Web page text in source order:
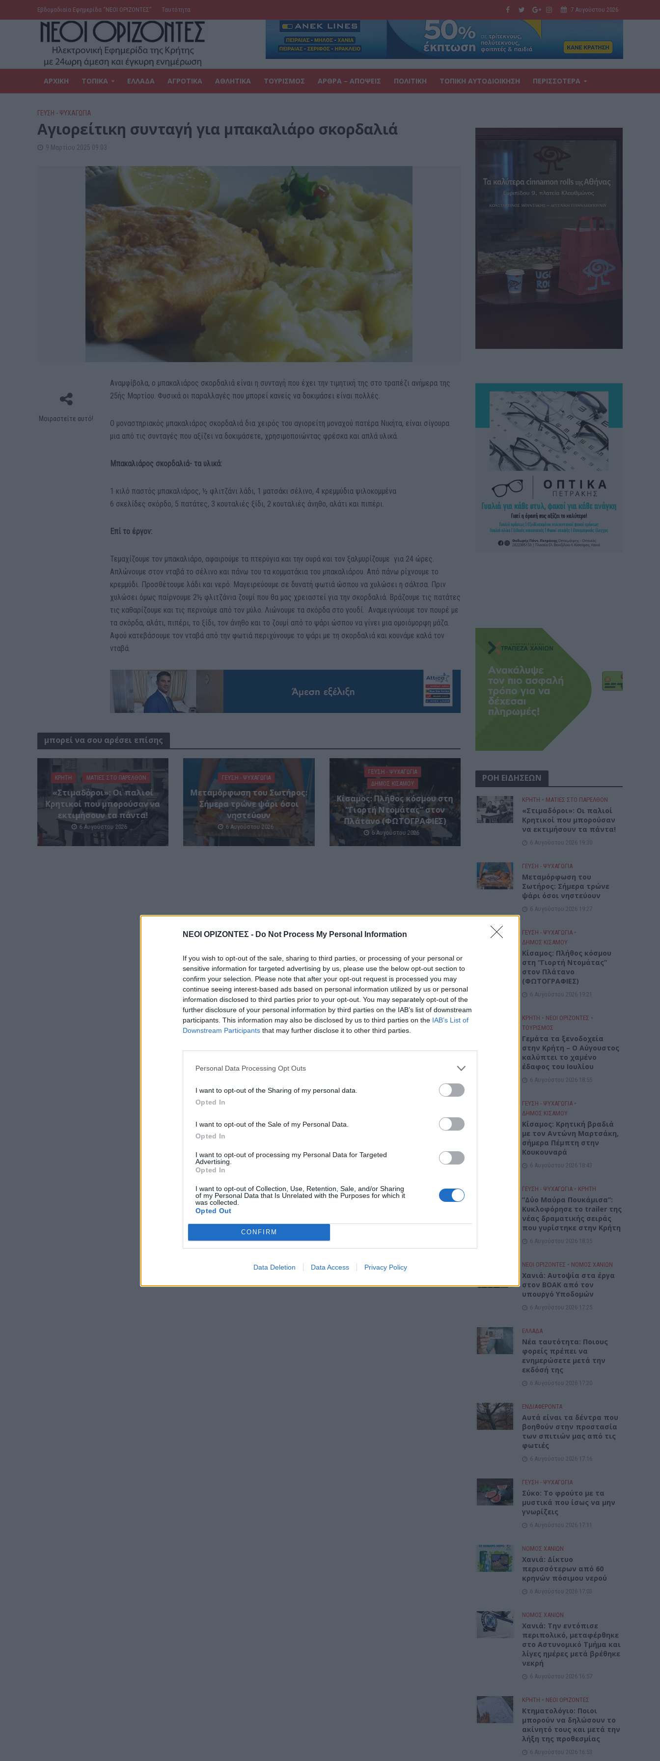
ΝΕΟΙ ΟΡΙΖΟΝΤΕΣ - Do Not Process My Personal Information
If you wish to opt-out of the sale, sharing to third parties, or processing of your personal or
sensitive information for targeted advertising by us, please use the below opt-out section to
confirm your selection. Please note that after your opt-out request is processed you may
continue seeing interest-based ads based on personal information utilized by us or personal
information disclosed to third parties prior to your opt-out. You may separately opt-out of the
further disclosure of your personal information by third parties on the IAB’s list of downstream
participants. This information may also be disclosed by us to third parties on the IAB’s List of
Downstream Participants that may further disclose it to other third parties.
Personal Data Processing Opt Outs
I want to opt-out of the Sharing of my personal data.
Opted In
I want to opt-out of the Sale of my Personal Data.
Opted In
I want to opt-out of processing my Personal Data for Targeted
Advertising.
Opted In
I want to opt-out of Collection, Use, Retention, Sale, and/or Sharing
of my Personal Data that Is Unrelated with the Purposes for which it
was collected.
Opted Out
CONFIRM
Data Deletion Data Access Privacy Policy
Εβδομαδιαία Εφημερίδα ‘’ΝΕΟΙ ΟΡΙΖΟΝΤΕΣ’’ Ταυτότητα 7 Αυγούστου 2026
ΑΡΧΙΚΗ ΤΟΠΙΚΑ ΕΛΛΑΔΑ ΑΓΡΟΤΙΚΑ ΑΘΛΗΤΙΚΑ ΤΟΥΡΙΣΜΟΣ ΑΡΘΡΑ – ΑΠΟΨΕΙΣ ΠΟΛΙΤΙΚΗ ΤΟΠΙΚΗ ΑΥΤΟΔΙΟΙΚΗΣΗ ΠΕΡΙΣΣΟΤΕΡΑ
ΓΕΎΣΗ - ΨΥΧΑΓΩΓΊΑ
Αγιορείτικη συνταγή για μπακαλιάρο σκορδαλιά
9 Μαρτίου 2025 09:03
Μοιραστείτε αυτό!
Αναμφίβολα, ο μπακαλιάρος σκορδαλιά είναι η συνταγή που έχει την τιμητική της στο τραπέζι ανήμερα της
25ής Μαρτίου. Φυσικά οι παραλλαγές που μπορεί κανείς να δοκιμάσει είναι πολλές.
Ο μοναστηριακός μπακαλιάρος σκορδαλιά δια χειρός του αγιορείτη μοναχού πατέρα Νικήτα, είναι σίγουρα
μια από τις συνταγές που αξίζει να δοκιμάσετε, χρησιμοποιώντας φρέσκα και απλά υλικά.
Μπακαλιάρος σκορδαλιά- τα υλικά:
1 κιλό παστός μπακαλιάρος, ½ φλιτζάνι λάδι, 1 ματσάκι σέλινο, 4 κρεμμύδια ψιλοκομμένα
6 σκελίδες σκόρδο, 5 πατάτες, 3 κουταλιές ξίδι, 2 κουταλιές άνηθο, αλάτι και πιπέρι.
Επί το έργον:
Τεμαχίζουμε τον μπακαλιάρο, αφαιρούμε τα πτερύγια και την ουρά και τον ξαλμυρίζουμε για 24 ώρες.
Απλώνουμε στον νταβά το σέλινο και πάνω του τα κομματάκια του μπακαλιάρου. Από πάνω ρίχνουμε το
κρεμμύδι. Προσθέτουμε λάδι και νερό. Μαγειρεύουμε σε δυνατή φωτιά ώσπου να χυλώσει η σάλτσα. Πριν
χυλώσει όμως παίρνουμε 2½ φλιτζάνια ζουμί που θα μας χρειαστεί για την σκορδαλιά. Βράζουμε τις πατάτες
τις καθαρίζουμε και τις περνούμε από τον μύλο. Λιώνουμε τα σκόρδα στο γουδί. Αναμειγνύουμε τον πουρέ με
τα σκόρδα, αλάτι, πιπέρι, το ξίδι, τον άνηθο και το ζουμί από το ψάρι ώσπου να γίνει μια ομοιόμορφη μάζα.
Αφού κατεβάσουμε τον νταβά από την φωτιά περιχύνουμε το ψάρι με τη σκορδαλιά και κουνάμε καλά τον
νταβά.
μπορεί να σου αρέσει επίσης
ΚΡΗΤΗ ΜΑΤΙΕΣ ΣΤΟ ΠΑΡΕΛΘΟΝ
«Στιμαδόροι»: Οι παλιοί
Κρητικοί που μπορούσαν να
εκτιμήσουν τα πάντα!
6 Αυγούστου 2026
ΓΕΎΣΗ - ΨΥΧΑΓΩΓΊΑ
Μεταμόρφωση του Σωτήρος:
Σήμερα τρώνε ψάρι όσοι
νηστεύουν
6 Αυγούστου 2026
ΓΕΎΣΗ - ΨΥΧΑΓΩΓΊΑ
ΔΉΜΟΣ ΚΙΣΆΜΟΥ
Κίσαμος: Πλήθος κόσμου στη
“Γιορτή Ντομάτας” στον
Πλάτανο (ΦΩΤΟΓΡΑΦΙΕΣ)
6 Αυγούστου 2026
ΡΟΗ ΕΙΔΗΣΕΩΝ
ΚΡΗΤΗ • ΜΑΤΙΕΣ ΣΤΟ ΠΑΡΕΛΘΟΝ
«Στιμαδόροι»: Οι παλιοί
Κρητικοί που μπορούσαν
να εκτιμήσουν τα πάντα!
6 Αυγούστου 2026 19:30
ΓΕΎΣΗ - ΨΥΧΑΓΩΓΊΑ
Μεταμόρφωση του
Σωτήρος: Σήμερα τρώνε
ψάρι όσοι νηστεύουν
6 Αυγούστου 2026 19:27
ΓΕΎΣΗ - ΨΥΧΑΓΩΓΊΑ •
ΔΉΜΟΣ ΚΙΣΆΜΟΥ
Κίσαμος: Πλήθος κόσμου
στη “Γιορτή Ντομάτας”
στον Πλάτανο
(ΦΩΤΟΓΡΑΦΙΕΣ)
6 Αυγούστου 2026 19:21
ΚΡΗΤΗ • ΝΕΟΙ ΟΡΙΖΟΝΤΕΣ •
ΤΟΥΡΙΣΜΟΣ
Γεμάτα τα ξενοδοχεία
στην Κρήτη – Ο Αύγουστος
καλύπτει το χαμένο
έδαφος του Ιουλίου
6 Αυγούστου 2026 18:55
ΓΕΎΣΗ - ΨΥΧΑΓΩΓΊΑ •
ΔΉΜΟΣ ΚΙΣΆΜΟΥ
Kίσαμος: Κρητική βραδιά
με τον Αντώνη Μαρτσάκη,
σήμερα Πέμπτη στην
Κουκουναρά
6 Αυγούστου 2026 18:43
ΓΕΎΣΗ - ΨΥΧΑΓΩΓΊΑ • ΚΡΗΤΗ
“Δύο Μαύρα Πουκάμισα”:
Κυκλοφόρησε το trailer της
νέας δραματικής σειράς
που γυρίστηκε στην Κρήτη
6 Αυγούστου 2026 18:35
ΝΕΟΙ ΟΡΙΖΟΝΤΕΣ • ΝΟΜΌΣ ΧΑΝΊΩΝ
Χανιά: Αυτοψία στα έργα
στον ΒΟΑΚ από τον
υπουργό Υποδομών
6 Αυγούστου 2026 17:25
ΕΛΛΑΔΑ
Νέα ταυτότητα: Ποιους
φορείς πρέπει να
ενημερώσετε μετά την
εκδόσή της
6 Αυγούστου 2026 17:20
ΕΝΔΙΑΦΕΡΟΝΤΑ
Αυτά είναι τα δέντρα που
βοηθούν στην προστασία
των σπιτιών μας από τις
φωτιές
6 Αυγούστου 2026 17:16
ΓΕΎΣΗ - ΨΥΧΑΓΩΓΊΑ
Σύκο: Το φρούτο με τα
μυστικά που ίσως να μην
γνωρίζεις
6 Αυγούστου 2026 17:11
ΝΟΜΌΣ ΧΑΝΊΩΝ
Xανιά: Δίκτυο
περισσότερων από 60
κρηνών πόσιμου νερού
6 Αυγούστου 2026 17:03
ΝΟΜΌΣ ΧΑΝΊΩΝ
Χανιά: Την εντόπισε
περιπολικό, μεταφέρθηκε
στο Αστυνομικό Τμήμα και
λίγες ημέρες μετά βρέθηκε
νεκρή
6 Αυγούστου 2026 16:57
ΚΡΗΤΗ • ΝΕΟΙ ΟΡΙΖΟΝΤΕΣ
Κτηματολόγιο: Ποιοι
μπορούν να δηλώσουν το
ακίνητό τους και μετά την
λήξη της προθεσμίας
6 Αυγούστου 2026 16:53